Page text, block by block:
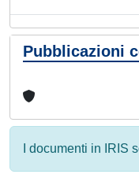
Pubblicazioni
I documenti in IRIS